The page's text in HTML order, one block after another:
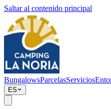
Saltar al contenido principal
BungalowsParcelasServicios
ES